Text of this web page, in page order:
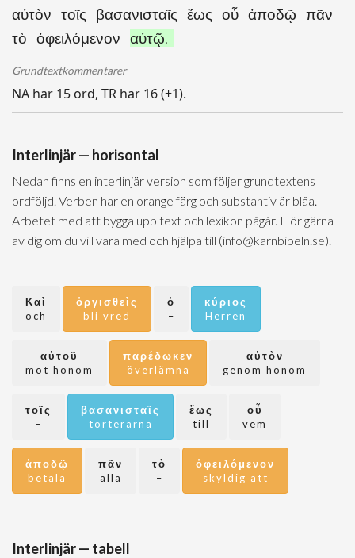
αὐτὸν τοῖς βασανισταῖς ἕως οὗ ἀποδῷ πᾶν
τὸ ὀφειλόμενον αὐτῷ.
Grundtextkommentarer
NA har 15 ord, TR har 16 (+1).
Interlinjär — horisontal
Nedan finns en interlinjär version som följer grundtextens
ordföljd. Verben har en orange färg och substantiv är blåa.
Arbetet med att bygga upp text och lexikon pågår. Hör gärna
av dig om du vill vara med och hjälpa till (info@karnbibeln.se).
Καὶ
och
ὀργισθεὶς
bli vred
ὁ
–
κύριος
Herren
αὐτοῦ
mot honom
παρέδωκεν
överlämna
αὐτὸν
genom honom
τοῖς
–
βασανισταῖς
torterarna
ἕως
till
οὗ
vem
ἀποδῷ
betala
πᾶν
alla
τὸ
–
ὀφειλόμενον
skyldig att
Interlinjär — tabell